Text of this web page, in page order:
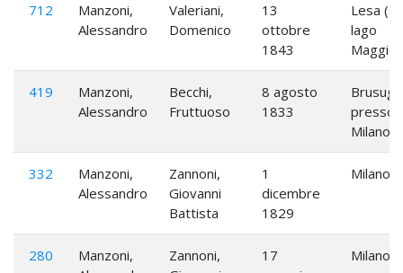
712
Manzoni,
Alessandro
Valeriani,
Domenico
13
ottobre
1843
Lesa
lago
419
Manzoni,
Alessandro
Becchi,
Fruttuoso
8 agosto
1833
presso
Milano
332
Manzoni,
Alessandro
Zannoni,
Giovanni
Battista
1
dicembre
1829
Milano
280
Manzoni,
Zannoni,
17
Milano